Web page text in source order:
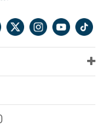
LineTwitterInstagram